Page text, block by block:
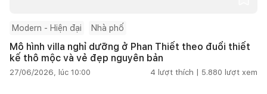
Modern - Hiện đại Nhà phố
Mô hình villa nghỉ dưỡng ở Phan Thiết theo đuổi thiết
kế thô mộc và vẻ đẹp nguyên bản
27/06/2026, lúc 10:00 4 lượt thích | 5.880 lượt xem